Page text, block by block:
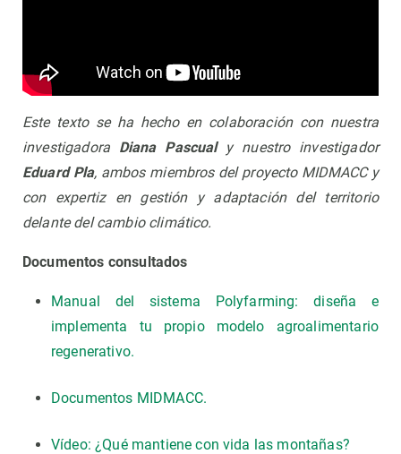
Este texto se ha hecho en colaboración con nuestra
investigadora Diana Pascualy nuestro investigador
Eduard Pla, ambos miembros del proyecto MIDMACC y
con expertiz en gestión y adaptación del territorio
delante del cambio climático.
Documentos consultados
Manual del sistema Polyfarming: diseña e
implementa tu propio modelo agroalimentario
regenerativo.
Documentos MIDMACC.
Vídeo: ¿Qué mantiene con vida las montañas?